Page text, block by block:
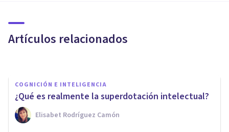
Artículos relacionados
niños con una inteligencia
extraordinaria
COGNICIÓN E INTELIGENCIA
​¿Qué es realmente la superdotación intelectual?
Elisabet Rodríguez Camón